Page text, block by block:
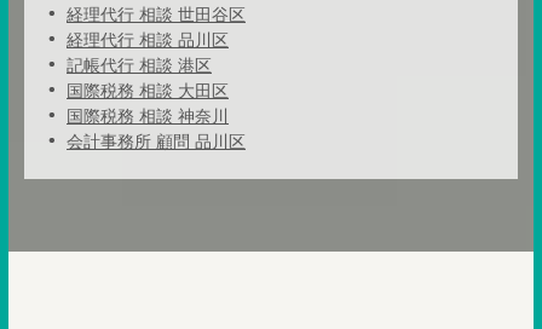
経理代行 相談 世田谷区
経理代行 相談 品川区
記帳代行 相談 港区
国際税務 相談 大田区
国際税務 相談 神奈川
会計事務所 顧問 品川区